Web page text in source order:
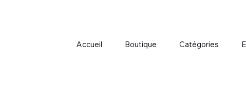
Accueil Boutique Catégories